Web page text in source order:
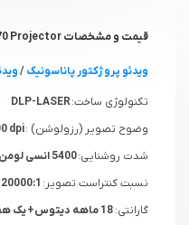
قیمت و مشخصات PANASONIC PT-RZ570 Projector
ویدئو پروژکتور پاناسونیک/
تکنولوژی ساخت:DLP-LASER
وضوح تصویر (رزولوشن) :dpi
شدت روشنایی:5400 انسی لومن
نسبت کنتراست تصویر:
گارانتی: